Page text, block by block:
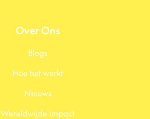
Over Ons
Blogs
Hoe het werkt
Nieuws
Wereldwijde impact